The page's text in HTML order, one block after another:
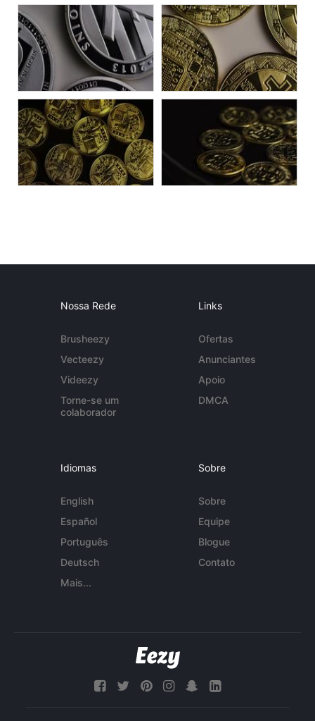
Nossa Rede
Brusheezy
Vecteezy
Videezy
Torne-se um
colaborador
Links
Ofertas
Anunciantes
Apoio
DMCA
Idiomas
English
Español
Português
Deutsch
Mais...
Sobre
Sobre
Equipe
Blogue
Contato